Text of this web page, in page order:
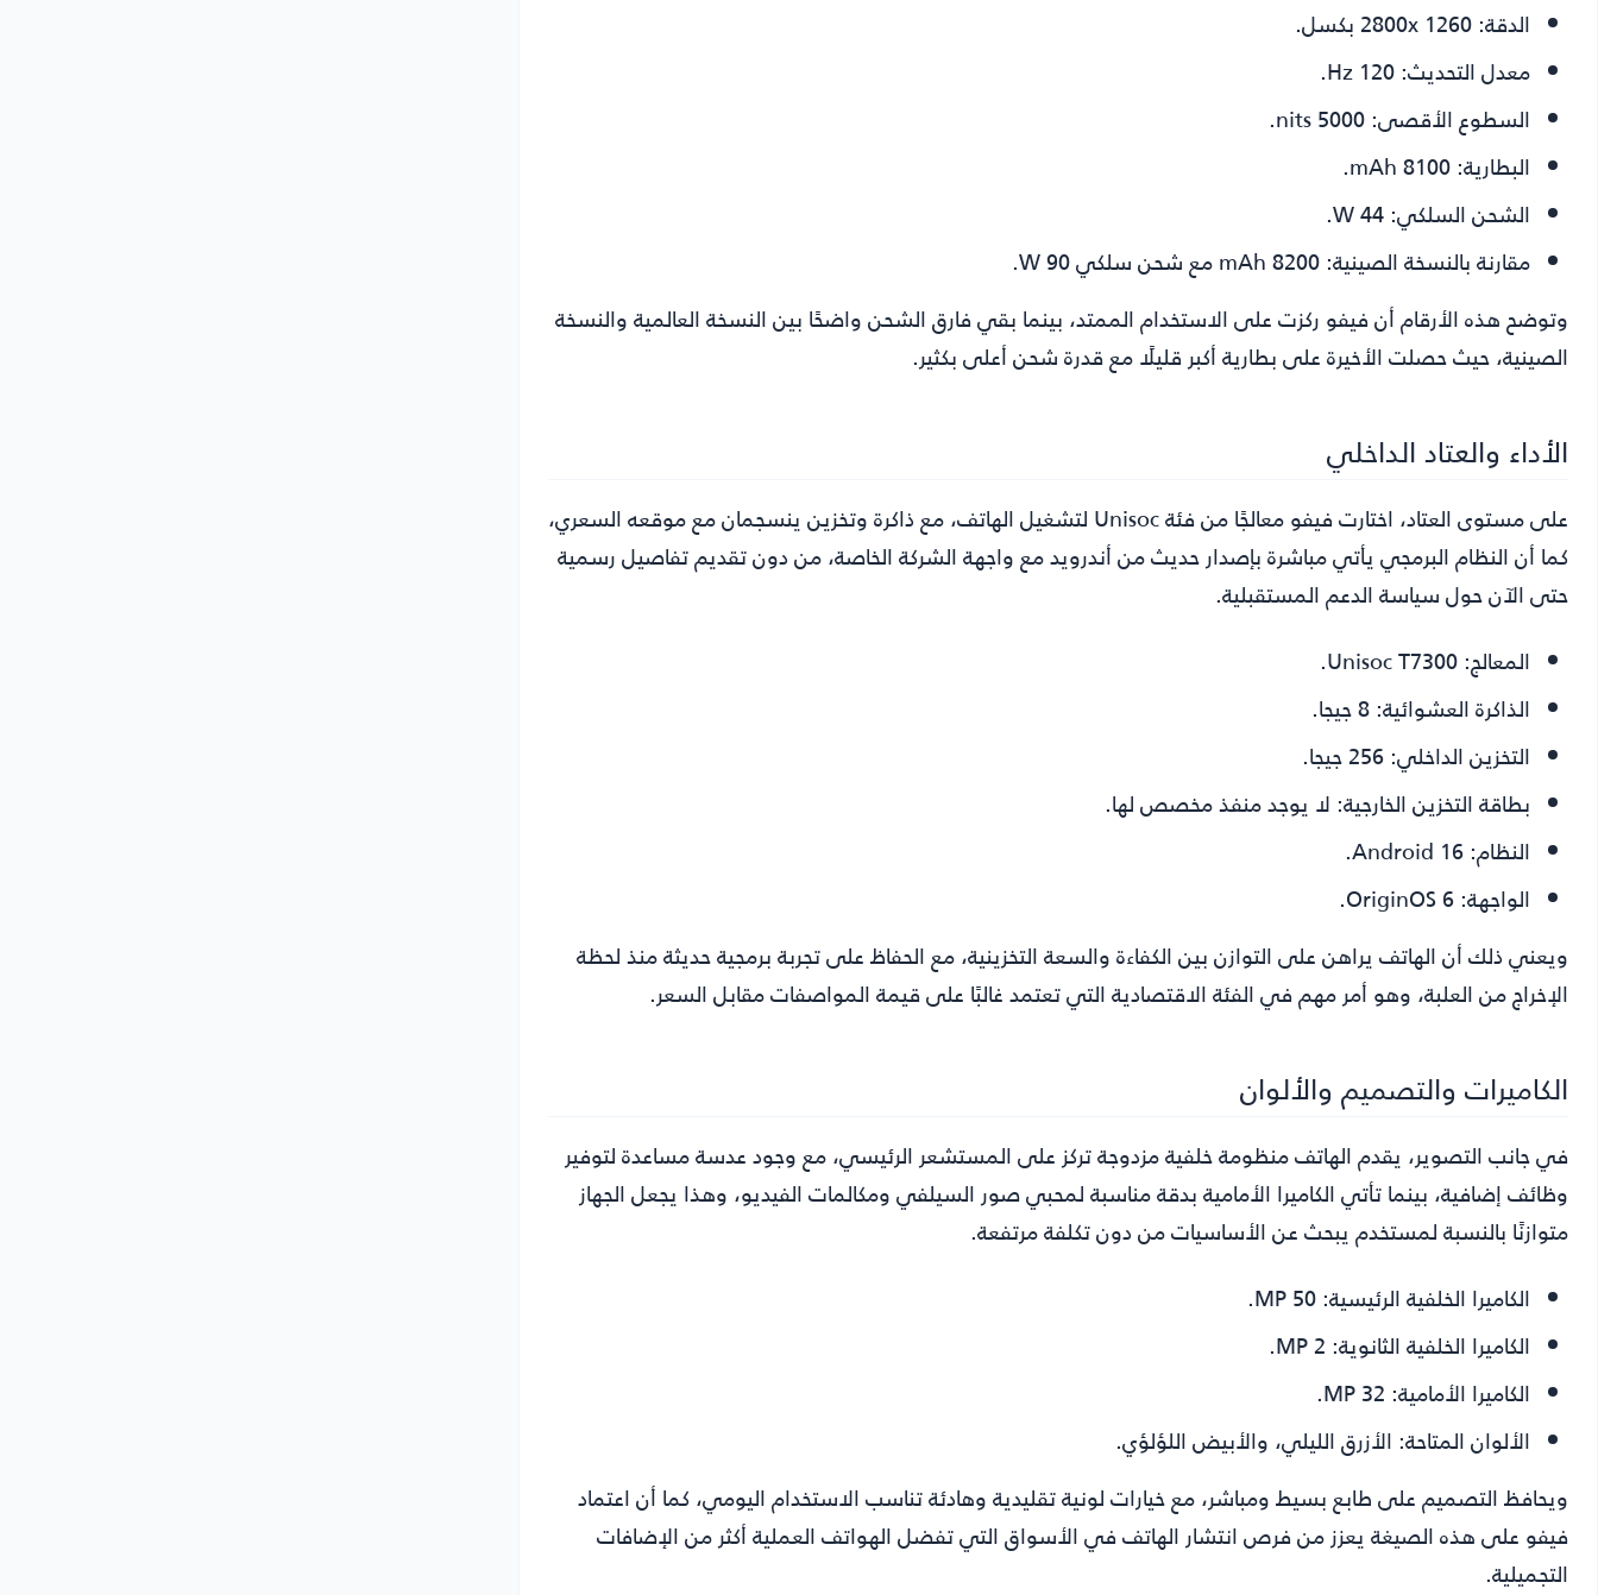
الدقة:
معدل التحديث:
السطوع الأقصى:
البطارية:
الشحن السلكي:
مقارنة بالنسخة الصينية:
وتوضح هذه الأرقام أن فيفو ركزت على الاستخدام الممتد، بينما بقي فارق الشحن واضحًا بين النسخة العالمية والنسخة
الصينية، حيث حصلت الأخيرة على بطارية أكبر قليلًا مع قدرة شحن أعلى بكثير.
الأداء والعتاد الداخلي
على مستوى العتاد، اختارت فيفو معالجًا من فئة Unisoc لتشغيل الهاتف، مع ذاكرة وتخزين ينسجمان مع موقعه السعري،
كما أن النظام البرمجي يأتي مباشرة بإصدار حديث من أندرويد مع واجهة الشركة الخاصة، من دون تقديم تفاصيل رسمية
حتى الآن حول سياسة الدعم المستقبلية.
المعالج:
الذاكرة العشوائية:
التخزين الداخلي:
بطاقة التخزين الخارجية: لا يوجد منفذ مخصص لها.
النظام:
الواجهة:
ويعني ذلك أن الهاتف يراهن على التوازن بين الكفاءة والسعة التخزينية، مع الحفاظ على تجربة برمجية حديثة منذ لحظة
الإخراج من العلبة، وهو أمر مهم في الفئة الاقتصادية التي تعتمد غالبًا على قيمة المواصفات مقابل السعر.
الكاميرات والتصميم والألوان
في جانب التصوير، يقدم الهاتف منظومة خلفية مزدوجة تركز على المستشعر الرئيسي، مع وجود عدسة مساعدة لتوفير
وظائف إضافية، بينما تأتي الكاميرا الأمامية بدقة مناسبة لمحبي صور السيلفي ومكالمات الفيديو، وهذا يجعل الجهاز
متوازنًا بالنسبة لمستخدم يبحث عن الأساسيات من دون تكلفة مرتفعة.
الكاميرا الخلفية الرئيسية:
الكاميرا الخلفية الثانوية:
الكاميرا الأمامية:
الألوان المتاحة: الأزرق الليلي، والأبيض اللؤلؤي.
ويحافظ التصميم على طابع بسيط ومباشر، مع خيارات لونية تقليدية وهادئة تناسب الاستخدام اليومي، كما أن اعتماد
فيفو على هذه الصيغة يعزز من فرص انتشار الهاتف في الأسواق التي تفضل الهواتف العملية أكثر من الإضافات
التجميلية.